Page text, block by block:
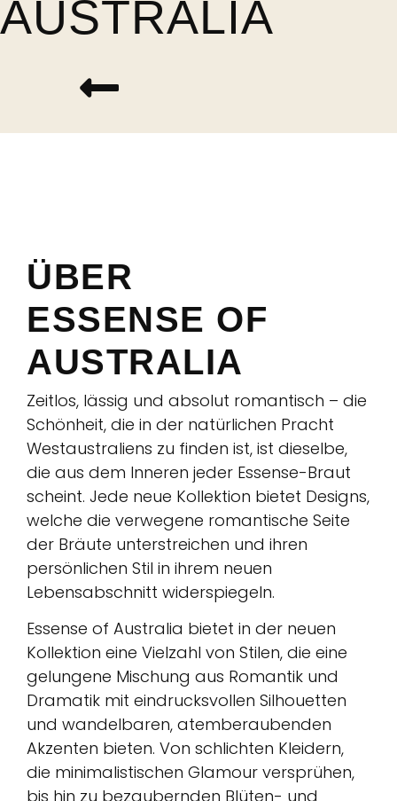
AUSTRALIA
ÜBER
ESSENSE OF
AUSTRALIA
Zeitlos, lässig und absolut romantisch – die
Schönheit, die in der natürlichen Pracht
Westaustraliens zu finden ist, ist dieselbe,
die aus dem Inneren jeder Essense-Braut
scheint. Jede neue Kollektion bietet Designs,
welche die verwegene romantische Seite
der Bräute unterstreichen und ihren
persönlichen Stil in ihrem neuen
Lebensabschnitt widerspiegeln.
Essense of Australia bietet in der neuen
Kollektion eine Vielzahl von Stilen, die eine
gelungene Mischung aus Romantik und
Dramatik mit eindrucksvollen Silhouetten
und wandelbaren, atemberaubenden
Akzenten bieten. Von schlichten Kleidern,
die minimalistischen Glamour versprühen,
bis hin zu bezaubernden Blüten- und